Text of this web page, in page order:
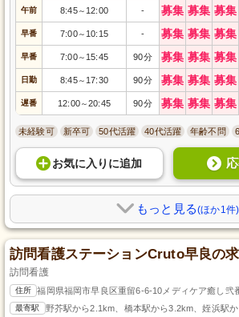
午前 8:45～ 12:00 - 募集 募集 募集
早番 7:00～ 10:15 - 募集 募集 募集
早番 7:00～ 15:45 90分 募集 募集 募集
日勤 8:45～ 17:30 90分 募集 募集 募集
遅番 12:00～20:45 90分 募集 募集 募集
未経験可 新卒可 50代活躍 40代活躍 年齢不問
お気に入り に追加
もっと見る(ほか1件)
訪問看護ステーションCruto早良の
訪問看護
住所 福岡県福岡市早良区重留6-6-10メディケア癒し弐
最寄駅 野芥駅から2.1km、橋本駅から3.2km、姪浜駅